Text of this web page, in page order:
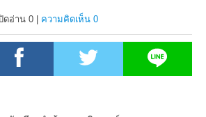
ดอ่าน 0 ความคิดเห็น 0